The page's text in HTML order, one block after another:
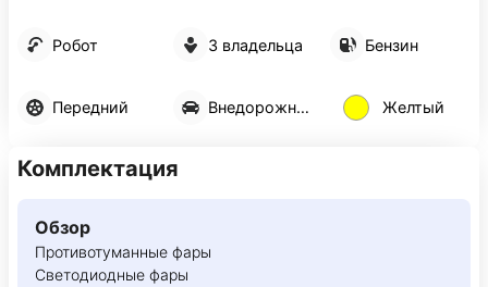
Робот 3 владельца Бензин
Передний Внедорожник 5 дв. Желтый
Комплектация
Обзор
Противотуманные фары
Светодиодные фары